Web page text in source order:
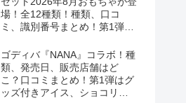
場！全12種類！種類、口コ
ミ、識別番号まとめ！第1弾は
ゴディバ『NANA』コラボ！種
類、発売日、販売店舗はど
こ？口コミまとめ！第1弾はグ
ッズ付きアイス、ショコリキ